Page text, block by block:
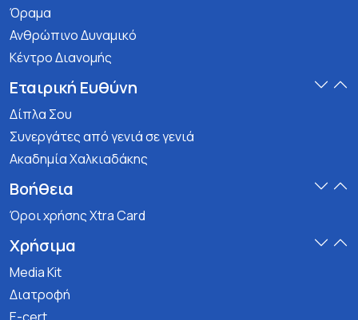
Όραμα
Ανθρώπινο Δυναμικό
Κέντρο Διανομής
Εταιρική Ευθύνη
Δίπλα Σου
Συνεργάτες από γενιά σε γενιά
Ακαδημία Χαλκιαδάκης
Βοήθεια
Όροι χρήσης Xtra Card
Χρήσιμα
Media Kit
Διατροφή